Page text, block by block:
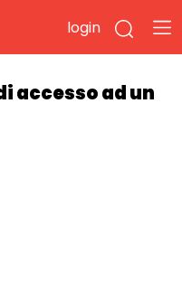
login
accesso ad un